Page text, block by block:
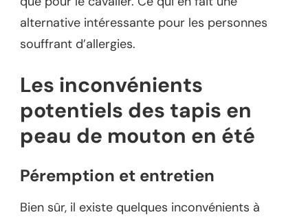
alternative intéressante pour les personnes
souffrant d’allergies.
Les inconvénients
potentiels des tapis en
peau de mouton en été
Péremption et entretien
Bien sûr, il existe quelques inconvénients à